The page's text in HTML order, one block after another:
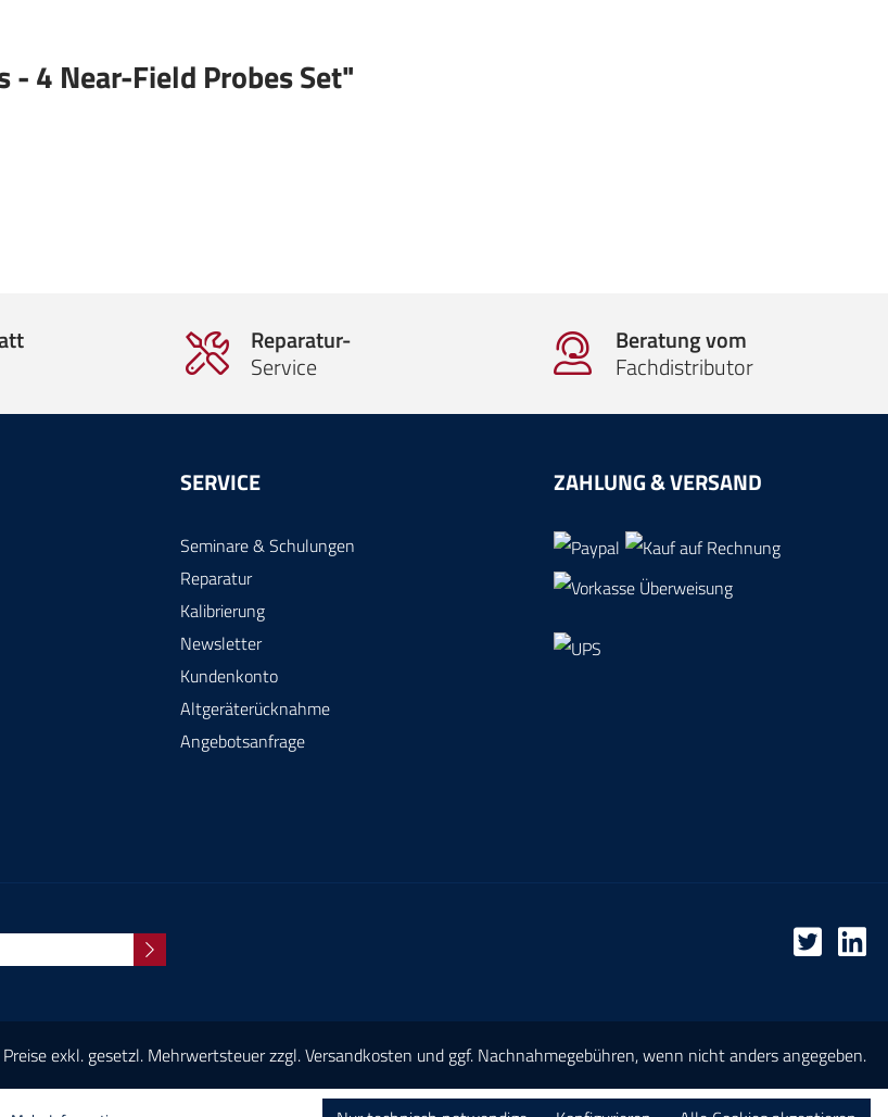
4 Near-Field Probes Set"
Reparatur-
Service
Beratung vom
Fachdistributor
SERVICE
Seminare & Schulungen
Reparatur
Kalibrierung
Newsletter
Kundenkonto
Altgeräterücknahme
Angebotsanfrage
ZAHLUNG & VERSAND
Preise exkl. gesetzl. Mehrwertsteuer zzgl.Versandkosten und ggf. Nachnahmegebühren, wenn nicht anders angegeben.